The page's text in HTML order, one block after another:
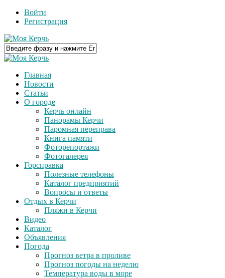
Войти
Регистрация
Главная
Новости
Статьи
О городе
Керчь онлайн
Панорамы Керчи
Паромная переправа
Книга памяти
Фоторепортажи
Фотогалерея
Горсправка
Полезные телефоны
Каталог предприятий
Вопросы и ответы
Отдых в Керчи
Пляжи в Керчи
Видео
Каталог
Объявления
Погода
Прогноз ветра в проливе
Прогноз погоды на неделю
Температура воды в море